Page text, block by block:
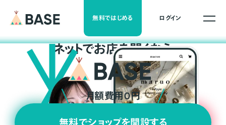
無料ではじめる ログイン
ネットでお店を開くなら
月額費用0円
無料でショップを開設する